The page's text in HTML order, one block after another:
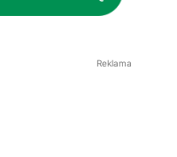
Reklama